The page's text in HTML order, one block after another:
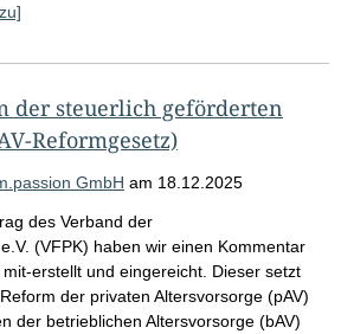
der steuerlich geförderten
Reformgesetz)
GmbH am 18.12.2025
des Verband der
(VFPK) haben wir einen Kommentar
erstellt und eingereicht. Dieser setzt
der privaten Altersvorsorge (pAV)
der betrieblichen Altersvorsorge (bAV)